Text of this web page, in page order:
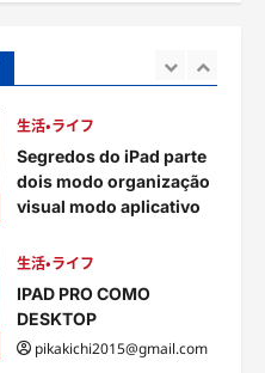
pikakichi2015@gmail.com
生活・ライフ
Segredos do iPad parte
dois modo organização
visual modo aplicativo
pikakichi2015@gmail.com
13時間前
0
生活・ライフ
IPAD PRO COMO
DESKTOP
pikakichi2015@gmail.com